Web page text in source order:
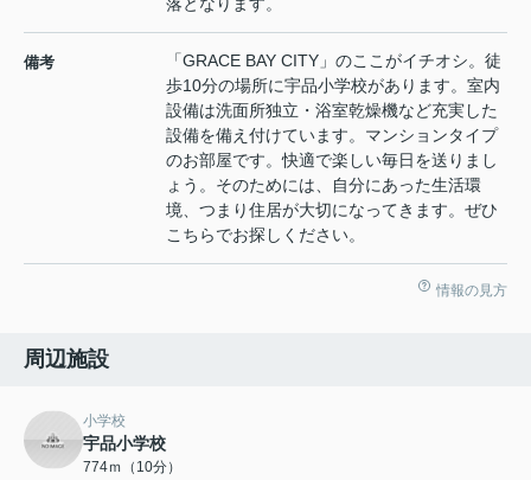
備考
「GRACE BAY CITY」のここがイチオシ。徒
歩10分の場所に宇品小学校があります。室内
設備は洗面所独立・浴室乾燥機など充実した
設備を備え付けています。マンションタイプ
のお部屋です。快適で楽しい毎日を送りまし
ょう。そのためには、自分にあった生活環
境、つまり住居が大切になってきます。ぜひ
こちらでお探しください。
情報の見方
周辺施設
小学校
宇品小学校
774ｍ（10分）